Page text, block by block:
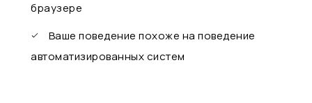
браузере
Ваше поведение похоже на поведение
автоматизированных систем